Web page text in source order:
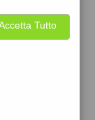
Tutto